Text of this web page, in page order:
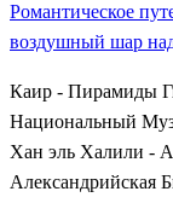
Романтическое
воздушный шар
Каир - Пирамиды
Национальный
Хан эль Халили -
Александрийская